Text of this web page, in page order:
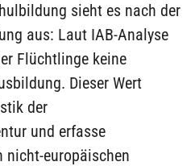
sieht es nach der
aus: Laut IAB-Analyse
Flüchtlinge keine
Dieser Wert
der
und erfasse
nicht-europäischen